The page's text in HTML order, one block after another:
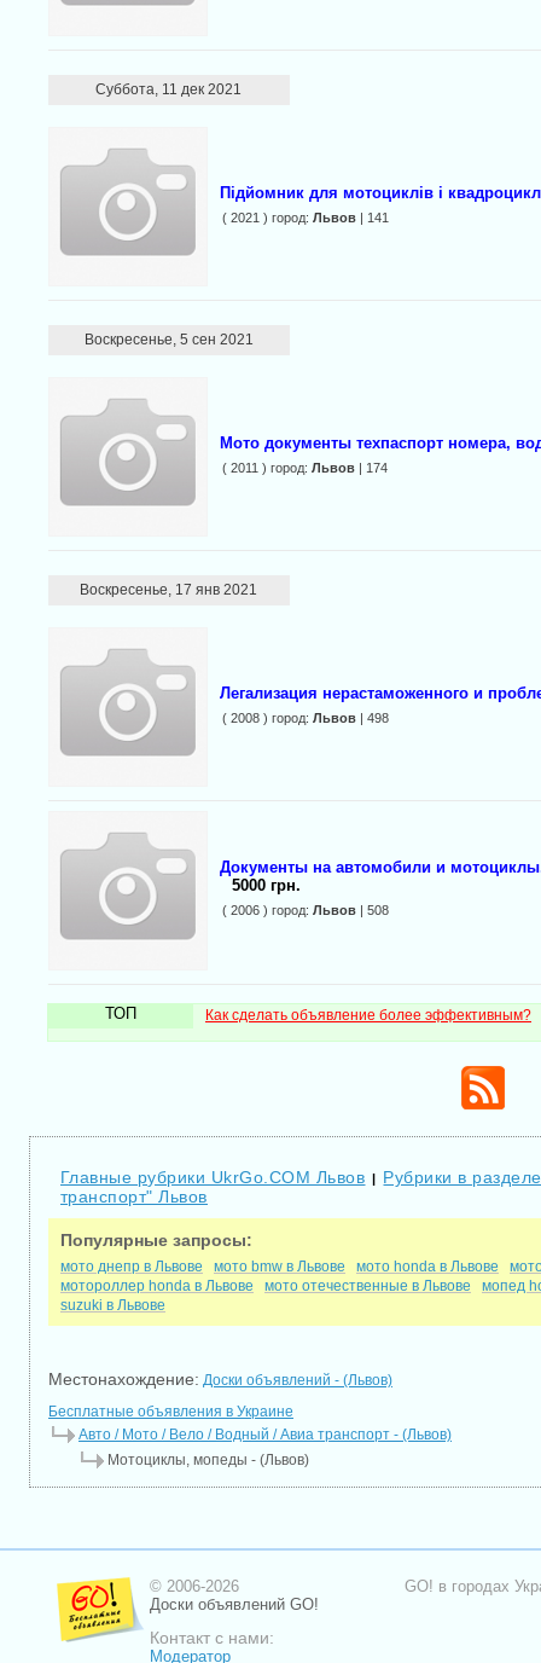
Суббота, 11 дек 2021
Підйомник для мотоциклів і
( 2021 ) город: Львов | 141
Воскресенье, 5 сен 2021
Мото документы техпаспорт номера,
( 2011 ) город: Львов | 174
Воскресенье, 17 янв 2021
Легализация нерастаможенного и
( 2008 ) город: Львов | 498
Документы на автомобили и
5000 грн.
( 2006 ) город: Львов | 508
ТОП Как сделать объявление более эффективным?
Главные рубрики UkrGo.COM Львов | Рубрики в
транспорт" Львов
Популярные запросы:
мото днепр в Львове мото bmw в Львове мото honda в Львове
мотороллер honda в Львове
мото отечественные в Львове
мопед
suzuki в Львове
Местонахождение: Доски объявлений - (Львов)
Бесплатные объявления в Украине
Авто / Мото / Вело / Водный / Авиа транспорт - (Львов)
Мотоциклы, мопеды - (Львов)
© 2006-2026
Доски объявлений GO!
Контакт с нами:
Модератор
GO! в городах